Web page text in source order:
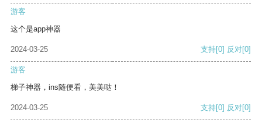
游客
这个是app神器
2024-03-25 支持[0] 反对[0]
游客
梯子神器，ins随便看，美美哒！
2024-03-25 支持[0] 反对[0]